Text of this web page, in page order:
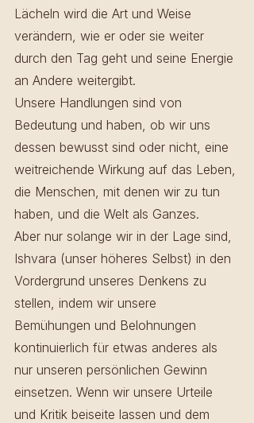
Lächeln wird die Art und Weise
verändern, wie er oder sie weiter
durch den Tag geht und seine Energie
an Andere weitergibt.
Unsere Handlungen sind von
Bedeutung und haben, ob wir uns
dessen bewusst sind oder nicht, eine
weitreichende Wirkung auf das Leben,
die Menschen, mit denen wir zu tun
haben, und die Welt als Ganzes.
Aber nur solange wir in der Lage sind,
Ishvara (unser höheres Selbst) in den
Vordergrund unseres Denkens zu
stellen, indem wir unsere
Bemühungen und Belohnungen
kontinuierlich für etwas anderes als
nur unseren persönlichen Gewinn
einsetzen. Wenn wir unsere Urteile
und Kritik beiseite lassen und dem